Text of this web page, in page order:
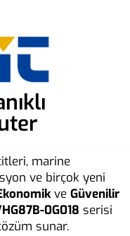
marine
ve birçok yeni
ve Güvenilir
0G018 serisi
sunar.